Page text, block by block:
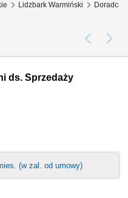
Lidzbark Warmiński Doradca
ds. Sprzedaży
(w zal. od umowy)